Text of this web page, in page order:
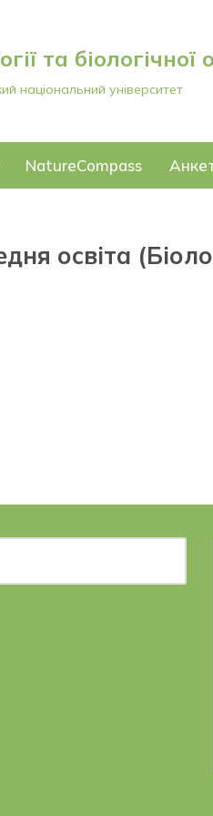
та біологічної
національний університет
NatureCompass
освіта